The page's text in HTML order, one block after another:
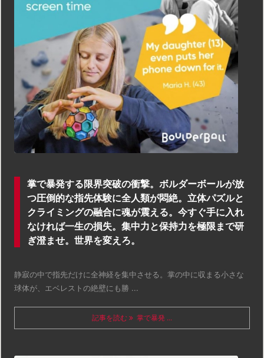
掌で暴発する限界突破の衝撃。ボルダーボールが放
つ圧倒的な指先体験に全人類が悶絶。立体パズルと
クライミングの融合に魂が震える。今すぐ手に入れ
なければ一生の損失。集中力と保持力を極限まで研
ぎ澄ませ。世界を変えろ。
静寂の中で指先だけに全神経を集中させる。掌の中に収まる小さな
球体が、エベレストの絶壁にも勝 ...
記事を読む 掌で暴発 ...